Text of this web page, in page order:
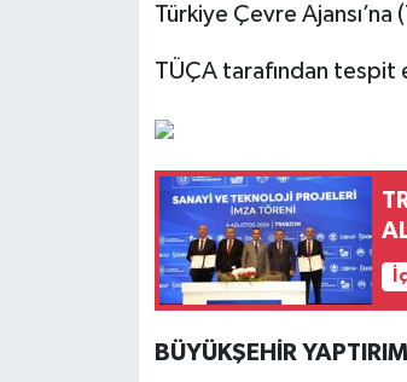
Türkiye Çevre
TÜÇA tarafından tespit
BÜYÜKŞEHİR